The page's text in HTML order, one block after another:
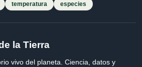
temperatura especies
la Tierra
vivo del planeta. Ciencia, datos y